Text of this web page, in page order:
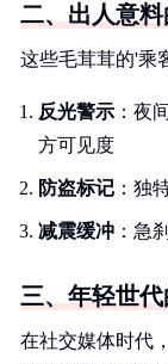
二、出人意
这些毛茸茸的'乘
反光警示 ：夜
方可见度
防盗标记 ：独
减震缓冲 ：急
三、年轻世
在社交媒体时代